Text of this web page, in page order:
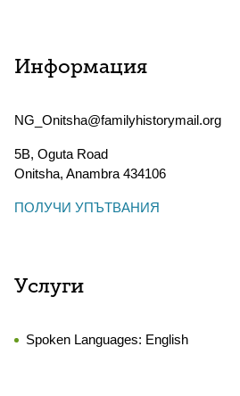
Информация
NG_Onitsha@familyhistorymail.org
5B, Oguta Road
Onitsha, Anambra 434106
ПОЛУЧИ УПЪТВАНИЯ
Услуги
Spoken Languages: English